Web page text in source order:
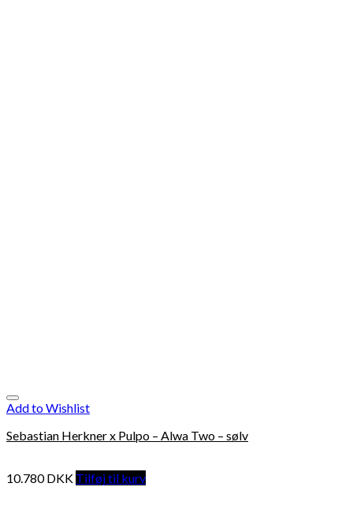
Add to Wishlist
Sebastian Herkner x Pulpo – Alwa Two – sølv
10.780DKK Tilføj til kurv